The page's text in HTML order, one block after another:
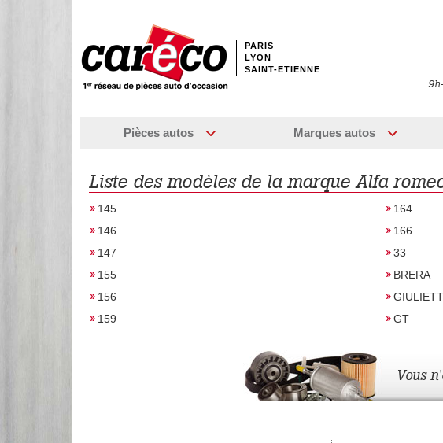
PARIS
LYON
SAINT-ETIENNE
Pièces autos Marques autos
Liste des modèles de la marque Alfa
145
146
147
155
156
159
164
166
33
BRERA
GT
Vous